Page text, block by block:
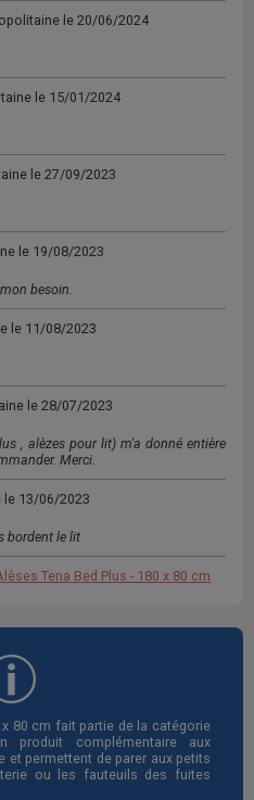
le 20/06/2024
le 15/01/2024
le 27/09/2023
le 19/08/2023
besoin.
le 11/08/2023
le 28/07/2023
, alèzes pour lit) m'a donné entière
Merci.
le 13/06/2023
bordent le lit
Tena Bed Plus - 180 x 80 cm
80 cm fait partie de la catégorie
complémentaire aux
permettent de parer aux petits
ou les fauteuils des fuites